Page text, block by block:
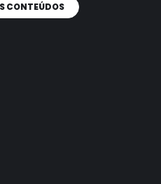
CONTEÚDOS